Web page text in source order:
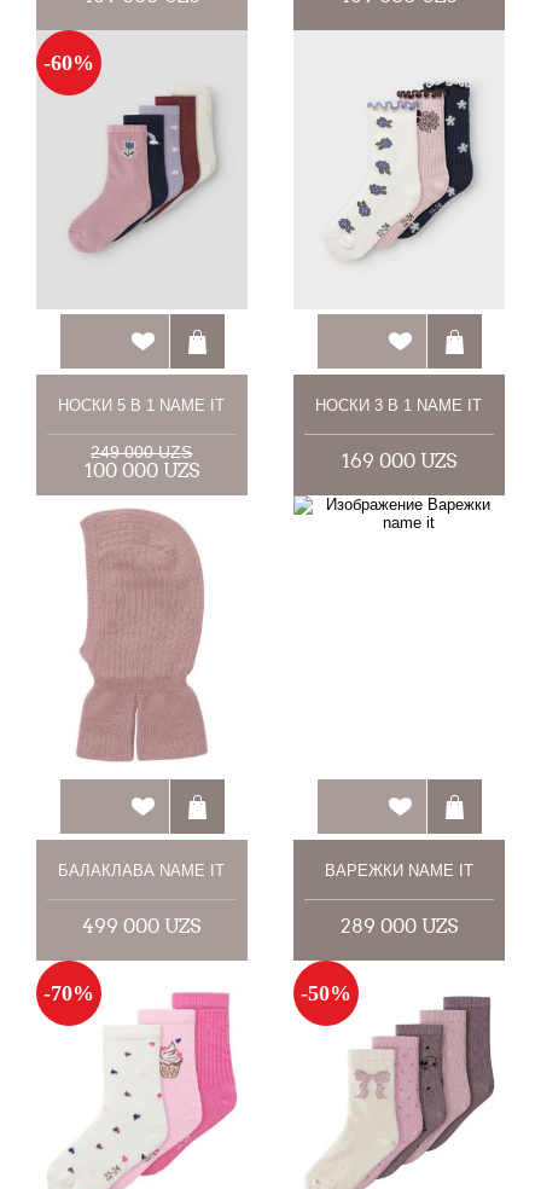
-60%
НОСКИ 5 В 1 NAME IT
249 000 UZS
100 000 UZS
НОСКИ 3 В 1 NAME IT
169 000 UZS
БАЛАКЛАВА NAME IT
499 000 UZS
ВАРЕЖКИ NAME IT
289 000 UZS
-70% -50%